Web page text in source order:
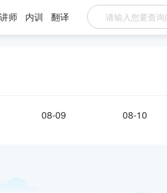
讲师 内训 翻译
08-09 08-10